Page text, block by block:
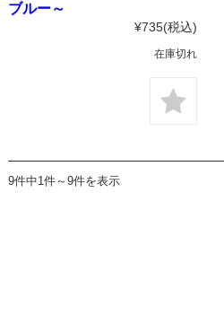
ブルー～
¥735(税込)
在庫切れ
9件中1件～9件を表示